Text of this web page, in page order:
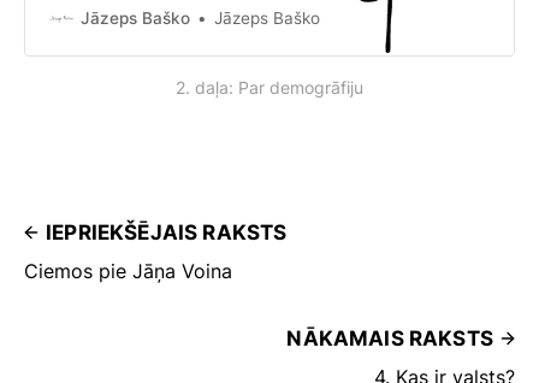
atbildīgs, strādīgs un ģimeni
Jauno ģimeni atbalsta paplašinātā
ģimene. Jaunais vīrietis dzīvo
Jāzeps Baško Jāzeps Baško
2. daļa: Par demogrāfiju
IEPRIEKŠĒJAIS RAKSTS
Ciemos pie Jāņa Voina
NĀKAMAIS RAKSTS
4. Kas ir valsts?